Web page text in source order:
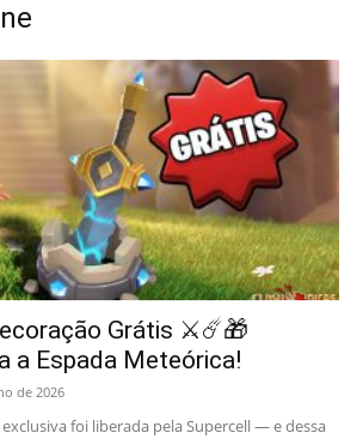
Grátis ⚔️☄️🎁
a Espada Meteórica!
de 2026
foi liberada pela Supercell — e dessa